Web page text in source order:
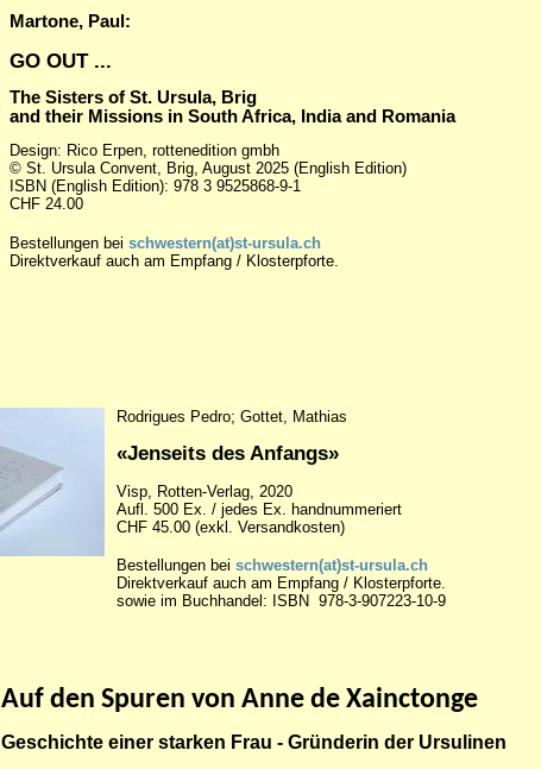
Martone, Paul:
GO OUT ...
The Sisters of St. Ursula, Brig
and their Missions in South Africa, India and Romania
Design: Rico Erpen, rottenedition gmbh
© St. Ursula Convent, Brig, August 2025 (English Edition)
ISBN (English Edition): 978 3 9525868-9-1
CHF 24.00
Bestellungen bei schwestern(at)st-ursula.ch
Direktverkauf auch am Empfang / Klosterpforte.
Rodrigues Pedro; Gottet, Mathias
«Jenseits des Anfangs»
Visp, Rotten-Verlag, 2020
Aufl. 500 Ex. / jedes Ex. handnummeriert
CHF 45.00 (exkl. Versandkosten)
Bestellungen bei schwestern(at)st-ursula.ch
Direktverkauf auch am Empfang / Klosterpforte.
sowie im Buchhandel: ISBN 978-3-907223-10-9
Auf den Spuren von Anne de Xainctonge
Geschichte einer starken Frau - Gründerin der Ursulinen